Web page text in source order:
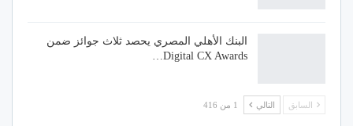
البنك الأهلي المصري يحصد ثلاث جوائز ضمن
Digital CX Awards…
السابق التالي 1 من 416